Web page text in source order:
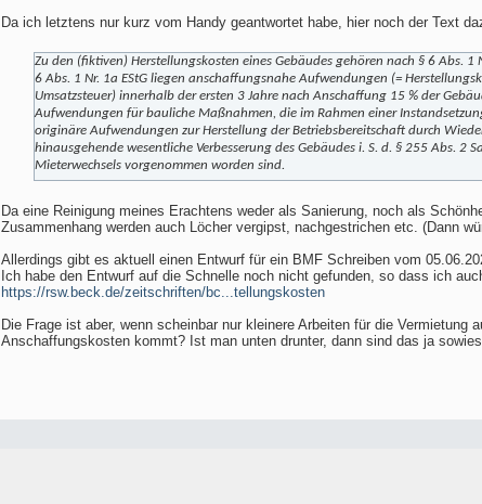
Da ich letztens nur kurz vom Handy geantwortet habe, hier noch der Text
Zu den (fiktiven) Herstellungskosten eines Gebäudes gehören nach § 6 Abs.
6 Abs. 1 Nr. 1a EStG liegen anschaffungsnahe Aufwendungen (=
Umsatzsteuer) innerhalb der ersten 3 Jahre nach Anschaffung 15 % der
Aufwendungen für bauliche Maßnahmen, die im Rahmen einer
originäre Aufwendungen zur Herstellung der Betriebsbereitschaft durch
hinausgehende wesentliche Verbesserung des Gebäudes i. S. d. § 255 Abs.
Mieterwechsels vorgenommen worden sind.
Da eine Reinigung meines Erachtens weder als Sanierung, noch als
Zusammenhang werden auch Löcher vergipst, nachgestrichen etc. (Dann
Allerdings gibt es aktuell einen Entwurf für ein BMF Schreiben vom
Ich habe den Entwurf auf die Schnelle noch nicht gefunden, so dass ich
https://rsw.beck.de/zeitschriften/bc...tellungskosten
Die Frage ist aber, wenn scheinbar nur kleinere Arbeiten für die
Anschaffungskosten kommt? Ist man unten drunter, dann sind das ja